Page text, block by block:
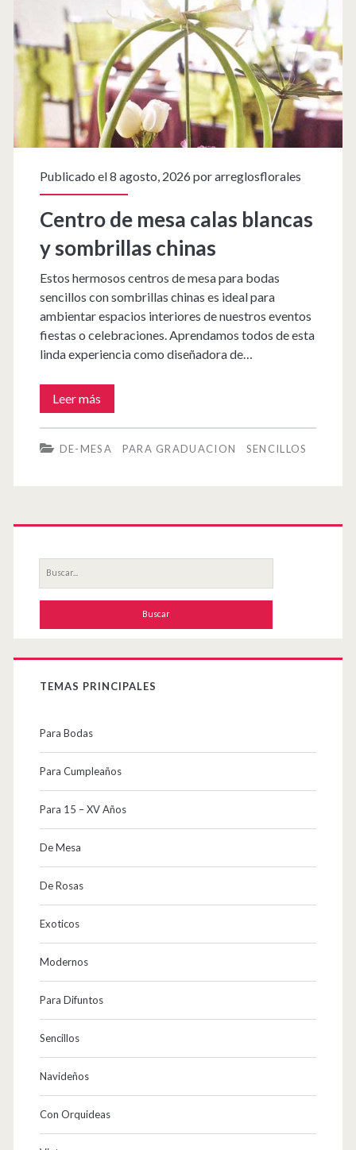
Publicado el 8 agosto, 2026 porarreglosflorales
Centro de mesa calas blancas
y sombrillas chinas
Estos hermosos centros de mesa para bodas
sencillos con sombrillas chinas es ideal para
ambientar espacios interiores de nuestros eventos
fiestas o celebraciones. Aprendamos todos de esta
linda experiencia como diseñadora de…
Leer más
de
mesa
chinas
DE-MESA PARA GRADUACION SENCILLOS
Sidebar
Buscar
por:
TEMAS PRINCIPALES
Para Bodas
Para Cumpleaños
Para 15 – XV Años
De Mesa
De Rosas
Exoticos
Modernos
Para Difuntos
Sencillos
Navideños
Con Orquideas